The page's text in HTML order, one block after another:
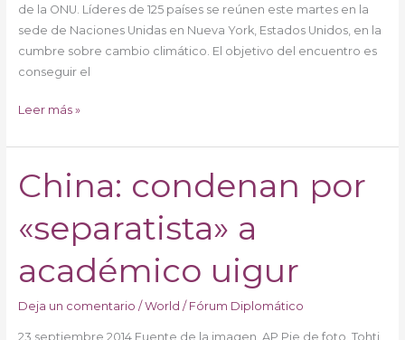
de la ONU. Líderes de 125 países se reúnen este martes en la
sede de Naciones Unidas en Nueva York, Estados Unidos, en la
cumbre sobre cambio climático. El objetivo del encuentro es
conseguir el
Leer más »
China: condenan por
«separatista» a
académico uigur
Deja un comentario / World / Fórum Diplomático
23 septiembre 2014 Fuente de la imagen, AP Pie de foto, Tohti
China:
condenan
«separatista»
académico
uigur